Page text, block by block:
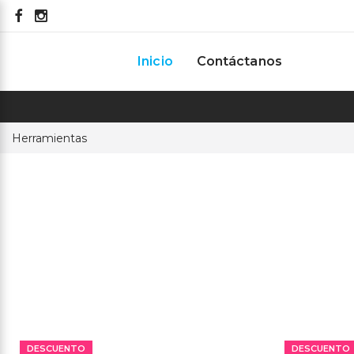
Inicio Contáctanos
Herramientas
DESCUENTO DESCUENTO